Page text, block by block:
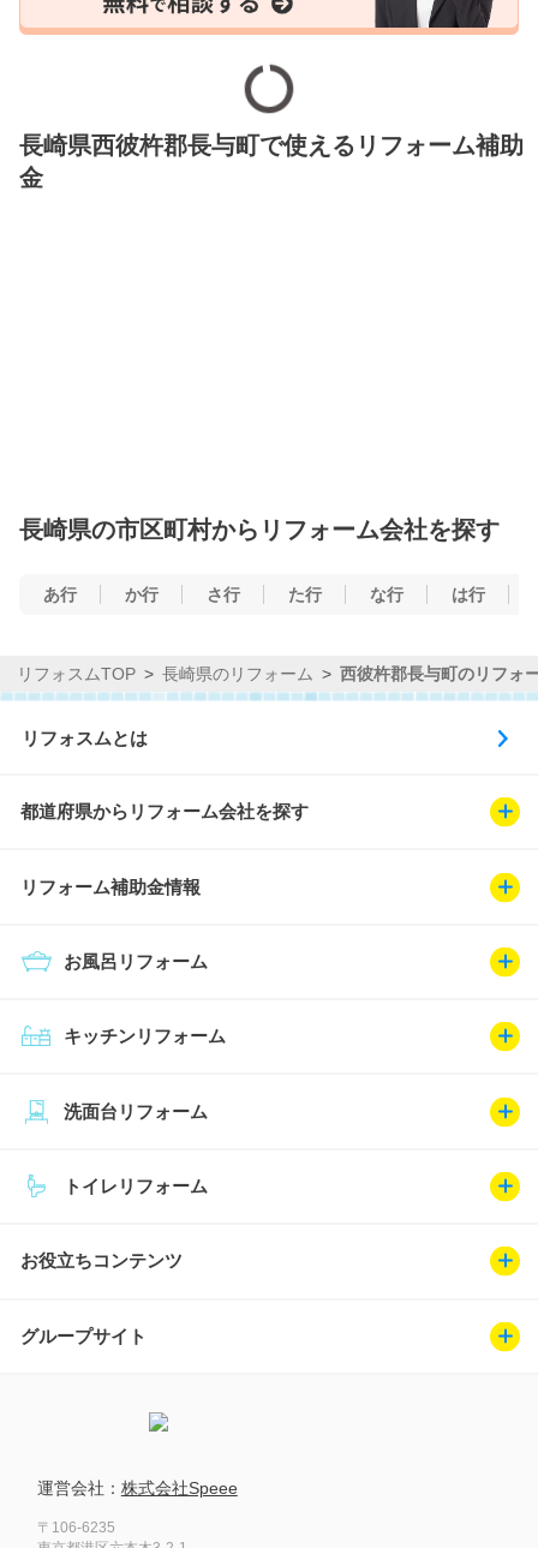
長崎県西彼杵郡長与町で使えるリフォーム補助
金
長崎県の市区町村からリフォーム会社を探す
あ行 か行 さ行 た行 な行 は行
リフォスムTOP 長崎県のリフォーム 西彼杵郡長与町のリフォ
リフォスムとは
都道府県からリフォーム会社を探す
リフォーム補助金情報
キッチンリフォーム
お風呂リフォーム
トイレリフォーム
洗面台リフォーム
お役立ちコンテンツ
グループサイト
運営会社： 株式会社Speee
〒106-6235